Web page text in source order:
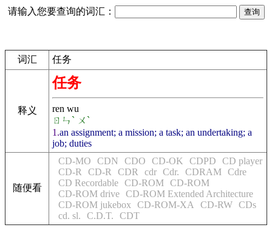
请输入您要查询的词汇：
词汇 任务
释义
任务
ren wu
ㄖㄣˋ ㄨˋ
1.an assignment; a mission; a task; an undertaking; a
job; duties
随便看
CD-MO CDN CDO CD-OK CDPD
CD player
CD-R
CD-R CDR cdr Cdr. CDRAM Cdre
CD Recordable CD-ROM CD-ROM
CD-ROM drive CD-ROM Extended Architecture
CD-ROM jukebox
CD-ROM-XA CD-RW CDs
cd. sl.
C.D.T. CDT